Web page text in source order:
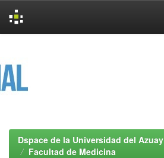
Dspace de la Universidad del Azuay
Facultad de Medicina